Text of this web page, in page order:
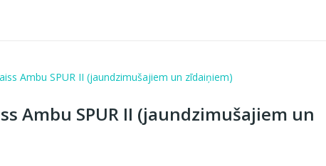
Ambu SPUR II (jaundzimušajiem un zīdaiņiem)
Ambu SPUR II (jaundzimušajiem un